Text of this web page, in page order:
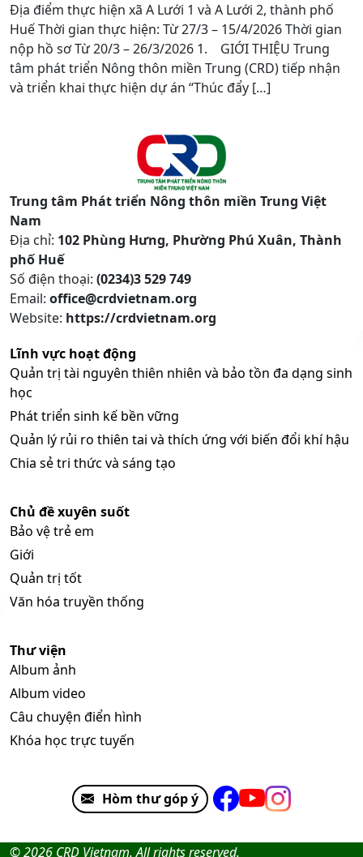
Địa điểm thực hiện xã A Lưới 1 và A Lưới 2, thành phố
Huế Thời gian thực hiện: Từ 27/3 – 15/4/2026 Thời gian
nộp hồ sơ Từ 20/3 – 26/3/2026 1. GIỚI THIỆU Trung
tâm phát triển Nông thôn miền Trung (CRD) tiếp nhận
và triển khai thực hiện dự án “Thúc đẩy […]
Trung tâm Phát triển Nông thôn miền Trung Việt
Nam
Địa chỉ: 102 Phùng Hưng, Phường Phú Xuân, Thành
phố Huế
Số điện thoại: (0234)3 529 749
Email: office@crdvietnam.org
Website: https://crdvietnam.org
Lĩnh vực hoạt động
Quản trị tài nguyên thiên nhiên và bảo tồn đa dạng sinh
học
Phát triển sinh kế bền vững
Quản lý rủi ro thiên tai và thích ứng với biến đổi khí hậu
Chia sẻ tri thức và sáng tạo
Chủ đề xuyên suốt
Bảo vệ trẻ em
Giới
Quản trị tốt
Văn hóa truyền thống
Thư viện
Album ảnh
Album video
Câu chuyện điển hình
Khóa học trực tuyến
Hòm thư góp ý
© 2026 CRD Vietnam. All rights reserved.